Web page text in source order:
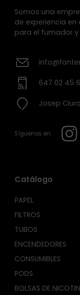
Somos una
de experiencia
para el fumador
647 02 45
Josep
Síguenos en:
Catálogo
PAPEL
FILTROS
TUBOS
ENCENDEDORES
CONSUMIBLES
PODS
BOLSAS DE